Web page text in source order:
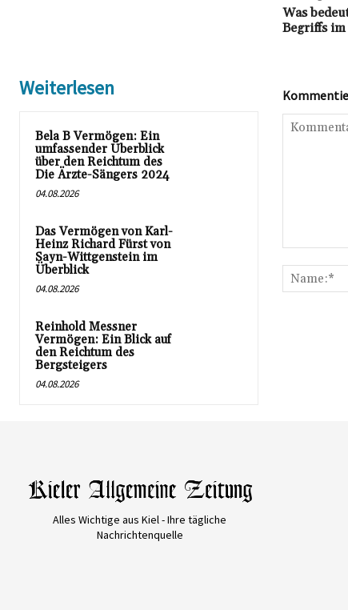
Was
Begriffs
Weiterlesen
Bela B Vermögen: Ein
umfassender Überblick
über den Reichtum des
Die Ärzte-Sängers 2024
04.08.2026
Das Vermögen von Karl-
Heinz Richard Fürst von
Sayn-Wittgenstein im
Überblick
04.08.2026
Reinhold Messner
Vermögen: Ein Blick auf
den Reichtum des
Bergsteigers
04.08.2026
Alles Wichtige aus Kiel - Ihre tägliche
Nachrichtenquelle